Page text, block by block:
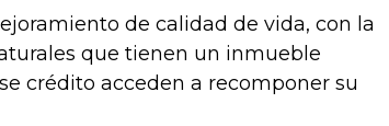
de calidad de vida, con la
que tienen un inmueble
crédito acceden a recomponer su